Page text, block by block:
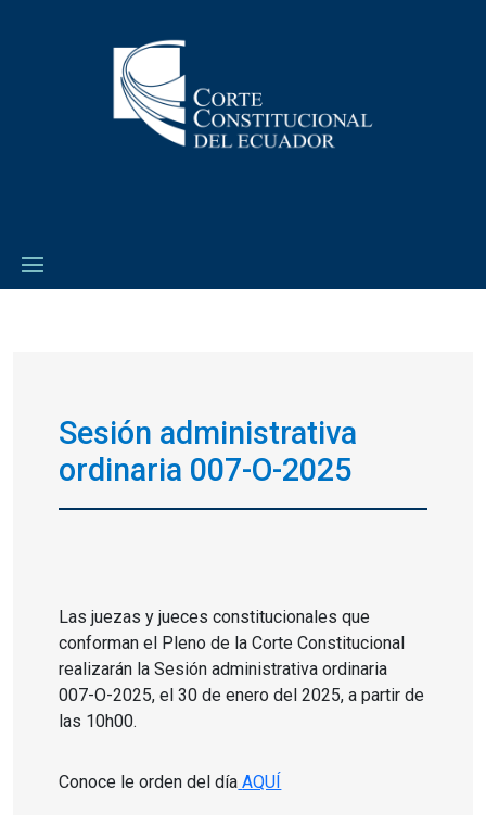
Sesión administrativa
ordinaria 007-O-2025
Las juezas y jueces constitucionales que
conforman el Pleno de la Corte Constitucional
realizarán la Sesión administrativa ordinaria
007-O-2025, el 30 de enero del 2025, a partir de
las 10h00.
Conoce le orden del día AQUÍ